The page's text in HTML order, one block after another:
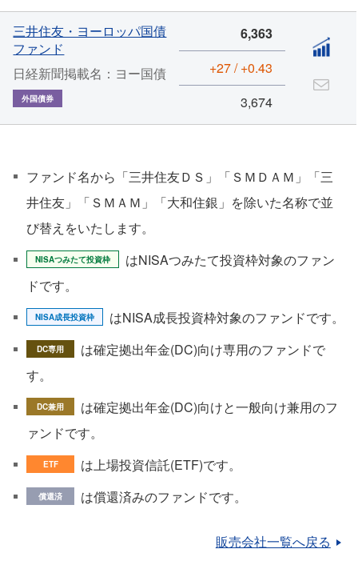
三井住友・ヨーロッパ国債
ファンド
日経新聞掲載名：ヨー国債
外国債券
6,363
+27 / +0.43
3,674
ファンド名から「三井住友ＤＳ」「ＳＭＤＡＭ」「三
井住友」「ＳＭＡＭ」「大和住銀」を除いた名称で並
び替えをいたします。
NISAつみたて投資枠
はNISAつみたて投資枠対象のファン
ドです。
NISA成長投資枠 はNISA成長投資枠対象のファンドです。
DC専用
は確定拠出年金(DC)向け専用のファンドで
す。
DC兼用
は確定拠出年金(DC)向けと一般向け兼用のフ
ァンドです。
ETF は上場投資信託(ETF)です。
償還済 は償還済みのファンドです。
販売会社一覧へ戻る